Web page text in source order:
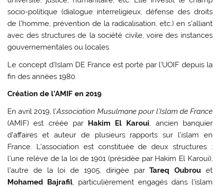
socio-politique (dialogue interreligieux, défense des droits
de l’homme, prévention de la radicalisation, etc.) en s’alliant
avec des structures de la société civile, voire des instances
gouvernementales ou locales.
Le concept d’Islam DE France est porté par l’UOIF depuis la
fin des années 1980.
Création de l’AMIF en 2019
En avril 2019, l’Association Musulmane pour l’Islam de France
(AMIF) est créée par Hakim El Karoui , ancien banquier
d’affaires et auteur de plusieurs rapports sur l’islam en
France. L’association est constituée de deux structures :
l’une relève de la loi de 1901 (présidée par Hakim El Karoui),
l’autre de la loi de 1905, dirigée parTareq Oubrou et
Mohamed Bajrafil , particulièrement engagés dans l’islam